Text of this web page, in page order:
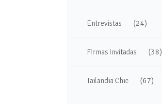
Entrevistas (24)
Firmas invitadas (38)
Tailandia Chic (67)